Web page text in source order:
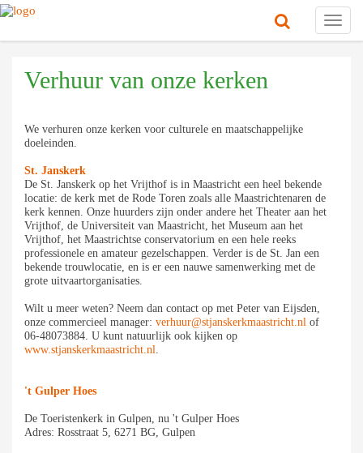
Verhuur van onze kerken
We verhuren onze kerken voor culturele en maatschappelijke
doeleinden.
St. Janskerk
De St. Janskerk op het Vrijthof is in Maastricht een heel bekende
locatie: de kerk met de Rode Toren zoals alle Maastrichtenaren de
kerk kennen. Onze huurders zijn onder andere het Theater aan het
Vrijthof, de Universiteit van Maastricht, het Museum aan het
Vrijthof, het Maastrichtse conservatorium en een hele reeks
professionele en amateur gezelschappen. Verder is de St. Jan een
bekende trouwlocatie, en is er een nauwe samenwerking met de
grote uitvaartorganisaties.
Wilt u meer weten? Neem dan contact op met Peter van Eijsden,
onze commercieel manager: verhuur@stjanskerkmaastricht.nl of
06-48073884. U kunt natuurlijk ook kijken op
www.stjanskerkmaastricht.nl.
't Gulper Hoes
De Toeristenkerk in Gulpen, nu 't Gulper Hoes
Adres: Rosstraat 5, 6271 BG, Gulpen